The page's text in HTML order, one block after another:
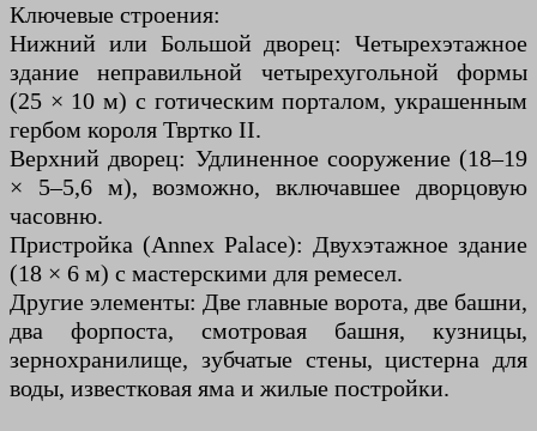
Ключевые строения:
Нижний или Большой дворец: Четырехэтажное
здание неправильной четырехугольной формы
(25 × 10 м) с готическим порталом, украшенным
гербом короля Твртко II.
Верхний дворец: Удлиненное сооружение (18–19
× 5–5,6 м), возможно, включавшее дворцовую
часовню.
Пристройка (Annex Palace): Двухэтажное здание
(18 × 6 м) с мастерскими для ремесел.
Другие элементы: Две главные ворота, две башни,
два форпоста, смотровая башня, кузницы,
зернохранилище, зубчатые стены, цистерна для
воды, известковая яма и жилые постройки.